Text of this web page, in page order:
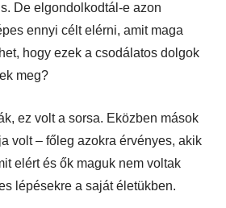
De elgondolkodtál-e azon
ennyi célt elérni, amit maga
hogy ezek a csodálatos dolgok
meg?
ez volt a sorsa. Eközben mások
volt – főleg azokra érvényes, akik
elért és ők maguk nem voltak
lépésekre a saját életükben.